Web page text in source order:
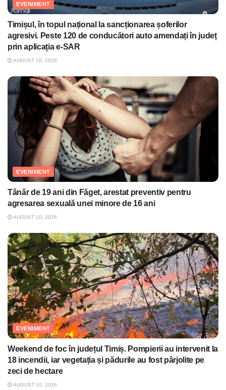
EVENIMENT
Timișul, în topul național la sancționarea șoferilor
agresivi. Peste 120 de conducători auto amendați în județ
prin aplicația e-SAR
AUGUST 10, 2026
EVENIMENT
Tânăr de 19 ani din Făget, arestat preventiv pentru
agresarea sexuală unei minore de 16 ani
AUGUST 10, 2026
EVENIMENT
Weekend de foc în județul Timiș. Pompierii au intervenit la
18 incendii, iar vegetația și pădurile au fost pârjolite pe
zeci de hectare
AUGUST 10, 2026